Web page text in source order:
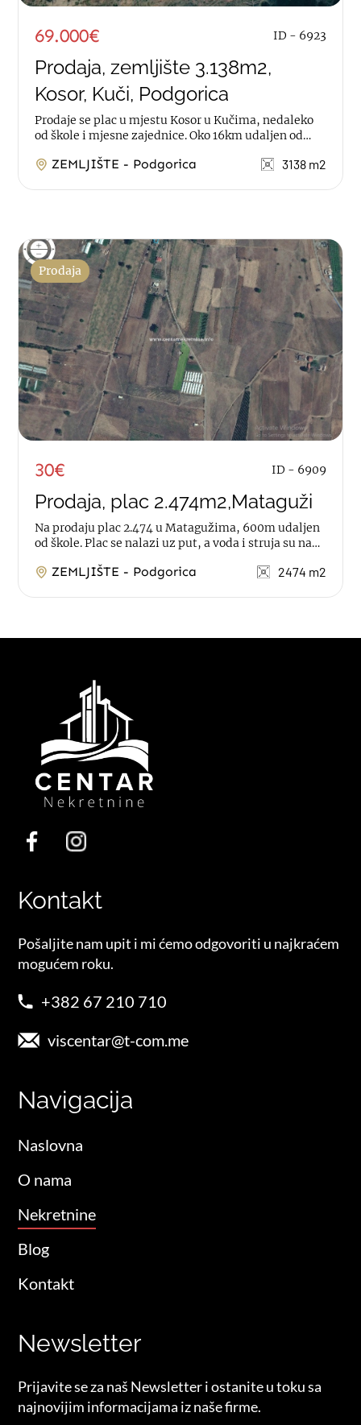
69.000€ ID - 6923
Prodaja, zemljište 3.138m2,
Kosor, Kuči, Podgorica
Prodaje se plac u mjestu Kosor u Kučima, nedaleko
od škole i mjesne zajednice. Oko 16km udaljen od
ZEMLJIŠTE - Podgorica 3138 m2
Prodaja
30€ ID - 6909
Prodaja, plac 2.474m2,Mataguži
Na prodaju plac 2.474 u Matagužima, 600m udaljen
od škole. Plac se nalazi uz put, a voda i struja su na
ZEMLJIŠTE - Podgorica 2474 m2
Kontakt
Pošaljite nam upit i mi ćemo odgovoriti u najkraćem
mogućem roku.
+382 67 210 710
viscentar@t-com.me
Navigacija
Naslovna
O nama
Nekretnine
Blog
Kontakt
Newsletter
Prijavite se za naš Newsletter i ostanite u toku sa
najnovijim informacijama iz naše firme.